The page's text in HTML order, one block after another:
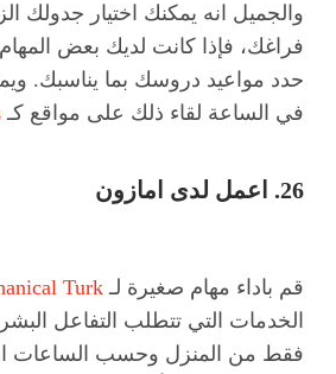
والجميل انه يمكنك اختيار
فراغك، فإذا كانت لديك بعض المهام
في الساعة لقاء ذلك على مواقع كـ
26. اعمل لدى امازون
قم باداء مهام صغيرة لـ Turk
الخدمات التي تتطلب التفاعل
فقط من المنزل وحسب الساعات